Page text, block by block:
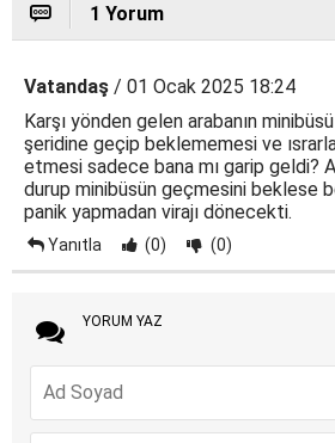
1 Yorum
Vatandaş / 01 Ocak 2025 18:24
Karşı yönden gelen arabanın
şeridine geçip beklememesi ve
etmesi sadece bana mı garip geldi?
durup minibüsün geçmesini beklese
panik yapmadan virajı dönecekti.
Yanıtla (0) (0)
YORUM YAZ